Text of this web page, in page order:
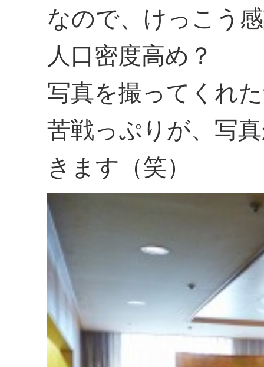
なので、けっこう
人口密度高め？
写真を撮ってくれ
苦戦っぷりが、写
きます（笑）